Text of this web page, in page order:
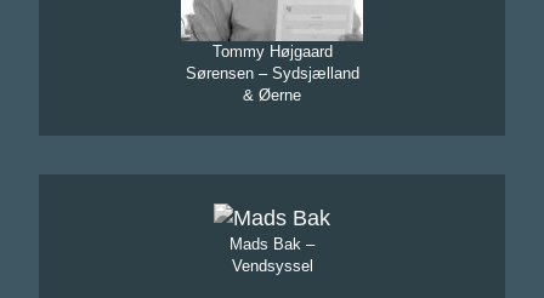
Tommy Højgaard
Sørensen – Sydsjælland
& Øerne
Mads Bak –
Vendsyssel